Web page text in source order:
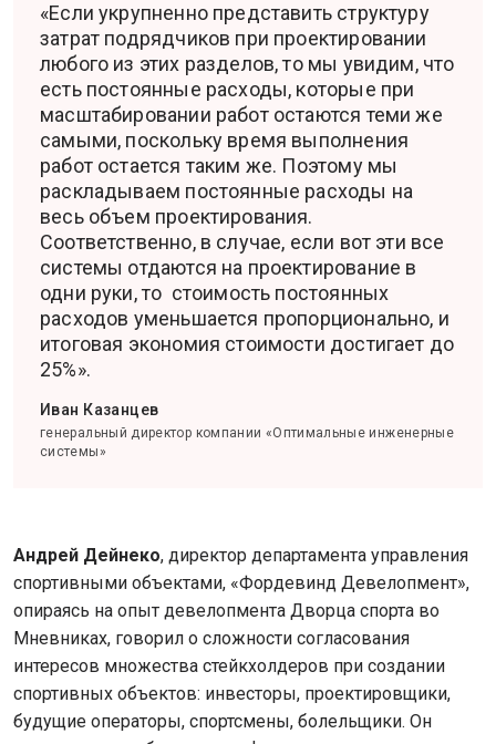
«Если укрупненно представить структуру
затрат подрядчиков при проектировании
любого из этих разделов, то мы увидим, что
есть постоянные расходы, которые при
масштабировании работ остаются теми же
самыми, поскольку время выполнения
работ остается таким же. Поэтому мы
раскладываем постоянные расходы на
весь объем проектирования.
Соответственно, в случае, если вот эти все
системы отдаются на проектирование в
одни руки, то стоимость постоянных
расходов уменьшается пропорционально, и
итоговая экономия стоимости достигает до
25%».
Иван Казанцев
генеральный директор компании «Оптимальные инженерные
системы»
Андрей Дейнеко, директор департамента управления
спортивными объектами, «Фордевинд Девелопмент»,
опираясь на опыт девелопмента Дворца спорта во
Мневниках, говорил о сложности согласования
интересов множества стейкхолдеров при создании
спортивных объектов: инвесторы, проектировщики,
будущие операторы, спортсмены, болельщики. Он